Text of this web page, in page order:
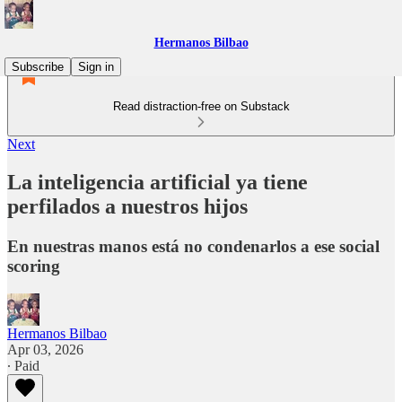
Hermanos Bilbao
Subscribe
Sign in
Read distraction-free on Substack
Next
La inteligencia artificial ya tiene
perfilados a nuestros hijos
En nuestras manos está no condenarlos a ese social
scoring
Hermanos Bilbao
Apr 03, 2026
∙ Paid